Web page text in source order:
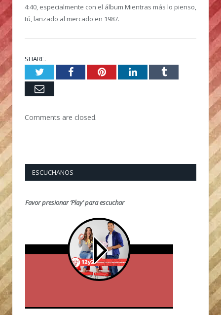
4:40, especialmente con el álbum Mientras más lo pienso,
tú, lanzado al mercado en 1987.
SHARE.
TwitterFacebookPinterestLinkedInTumblr
Email
Comments are closed.
ESCUCHANOS
Favor presionar ‘Play’ para escuchar